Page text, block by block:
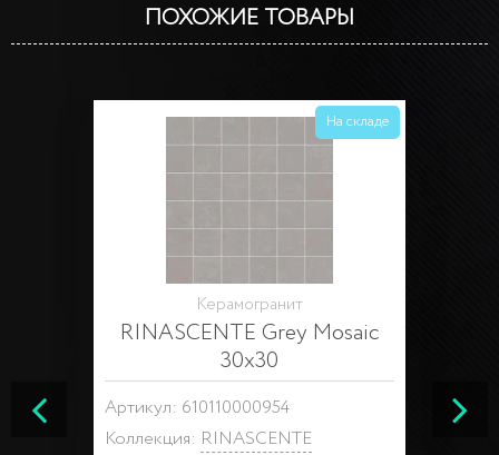
ПОХОЖИЕ ТОВАРЫ
На складе
Керамогранит
RINASCENTE Grey Mosaic
30x30
Артикул: 610110000954
Коллекция: RINASCENTE